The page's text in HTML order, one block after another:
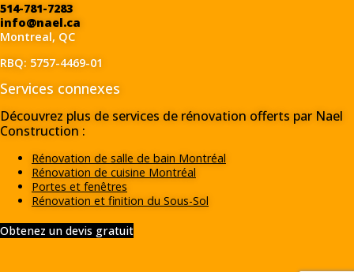
514-781-7283
info@nael.ca
Montreal, QC
RBQ: 5757-4469-01
Services connexes
Découvrez plus de services de rénovation offerts par Nael
Construction :
Rénovation de salle de bain Montréal
Rénovation de cuisine Montréal
Portes et fenêtres
Rénovation et finition du Sous-Sol
Obtenez un devis gratuit